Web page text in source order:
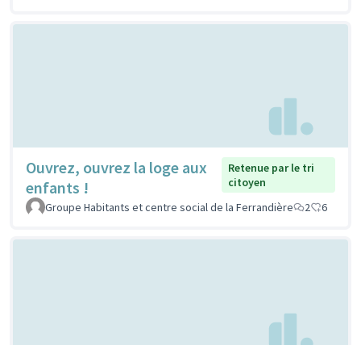
Ouvrez, ouvrez la loge aux
enfants !
Retenue par le tri
citoyen
Groupe Habitants et centre social de la Ferrandière
2 6